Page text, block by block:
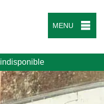
MENU
indisponible